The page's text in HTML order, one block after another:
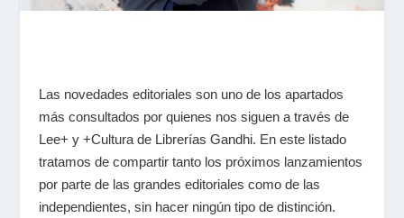
Las novedades editoriales son uno de los apartados
más consultados por quienes nos siguen a través de
Lee+ y +Cultura de Librerías Gandhi. En este listado
tratamos de compartir tanto los próximos lanzamientos
por parte de las grandes editoriales como de las
independientes, sin hacer ningún tipo de distinción.